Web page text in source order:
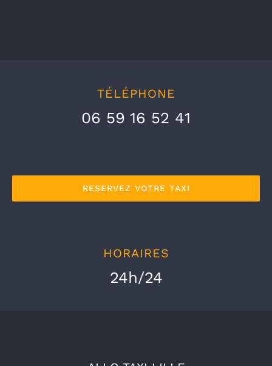
TÉLÉPHONE
06 59 16 52 41
RESERVEZ VOTRE TAXI
HORAIRES
24h/24